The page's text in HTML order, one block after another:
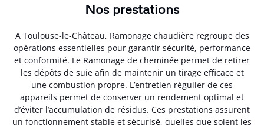
Nos prestations
A Toulouse-le-Château, Ramonage chaudière regroupe des
opérations essentielles pour garantir sécurité, performance
et conformité. Le Ramonage de cheminée permet de retirer
les dépôts de suie afin de maintenir un tirage efficace et
une combustion propre. L’entretien régulier de ces
appareils permet de conserver un rendement optimal et
d’éviter l’accumulation de résidus. Ces prestations assurent
un fonctionnement stable et sécurisé, quelles que soient les